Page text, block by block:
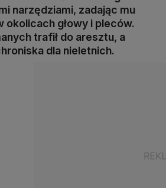
narzędziami, zadając mu
okolicach głowy i pleców.
trafił do aresztu, a
dla nieletnich.